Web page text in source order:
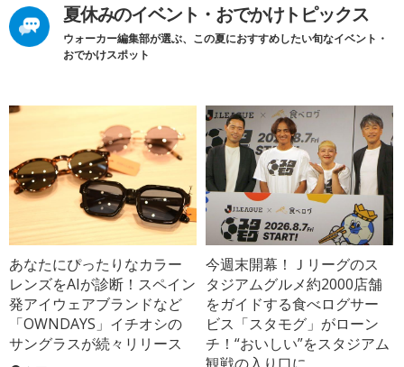
夏休みのイベント・おでかけトピックス
ウォーカー編集部が選ぶ、この夏におすすめしたい旬なイベント・
おでかけスポット
あなたにぴったりなカラー
レンズをAIが診断！スペイン
発アイウェアブランドなど
「OWNDAYS」イチオシの
サングラスが続々リリース
今週末開幕！Ｊリーグのス
タジアムグルメ約2000店舗
をガイドする食べログサー
ビス「スタモグ」がローン
チ！“おいしい”をスタジアム